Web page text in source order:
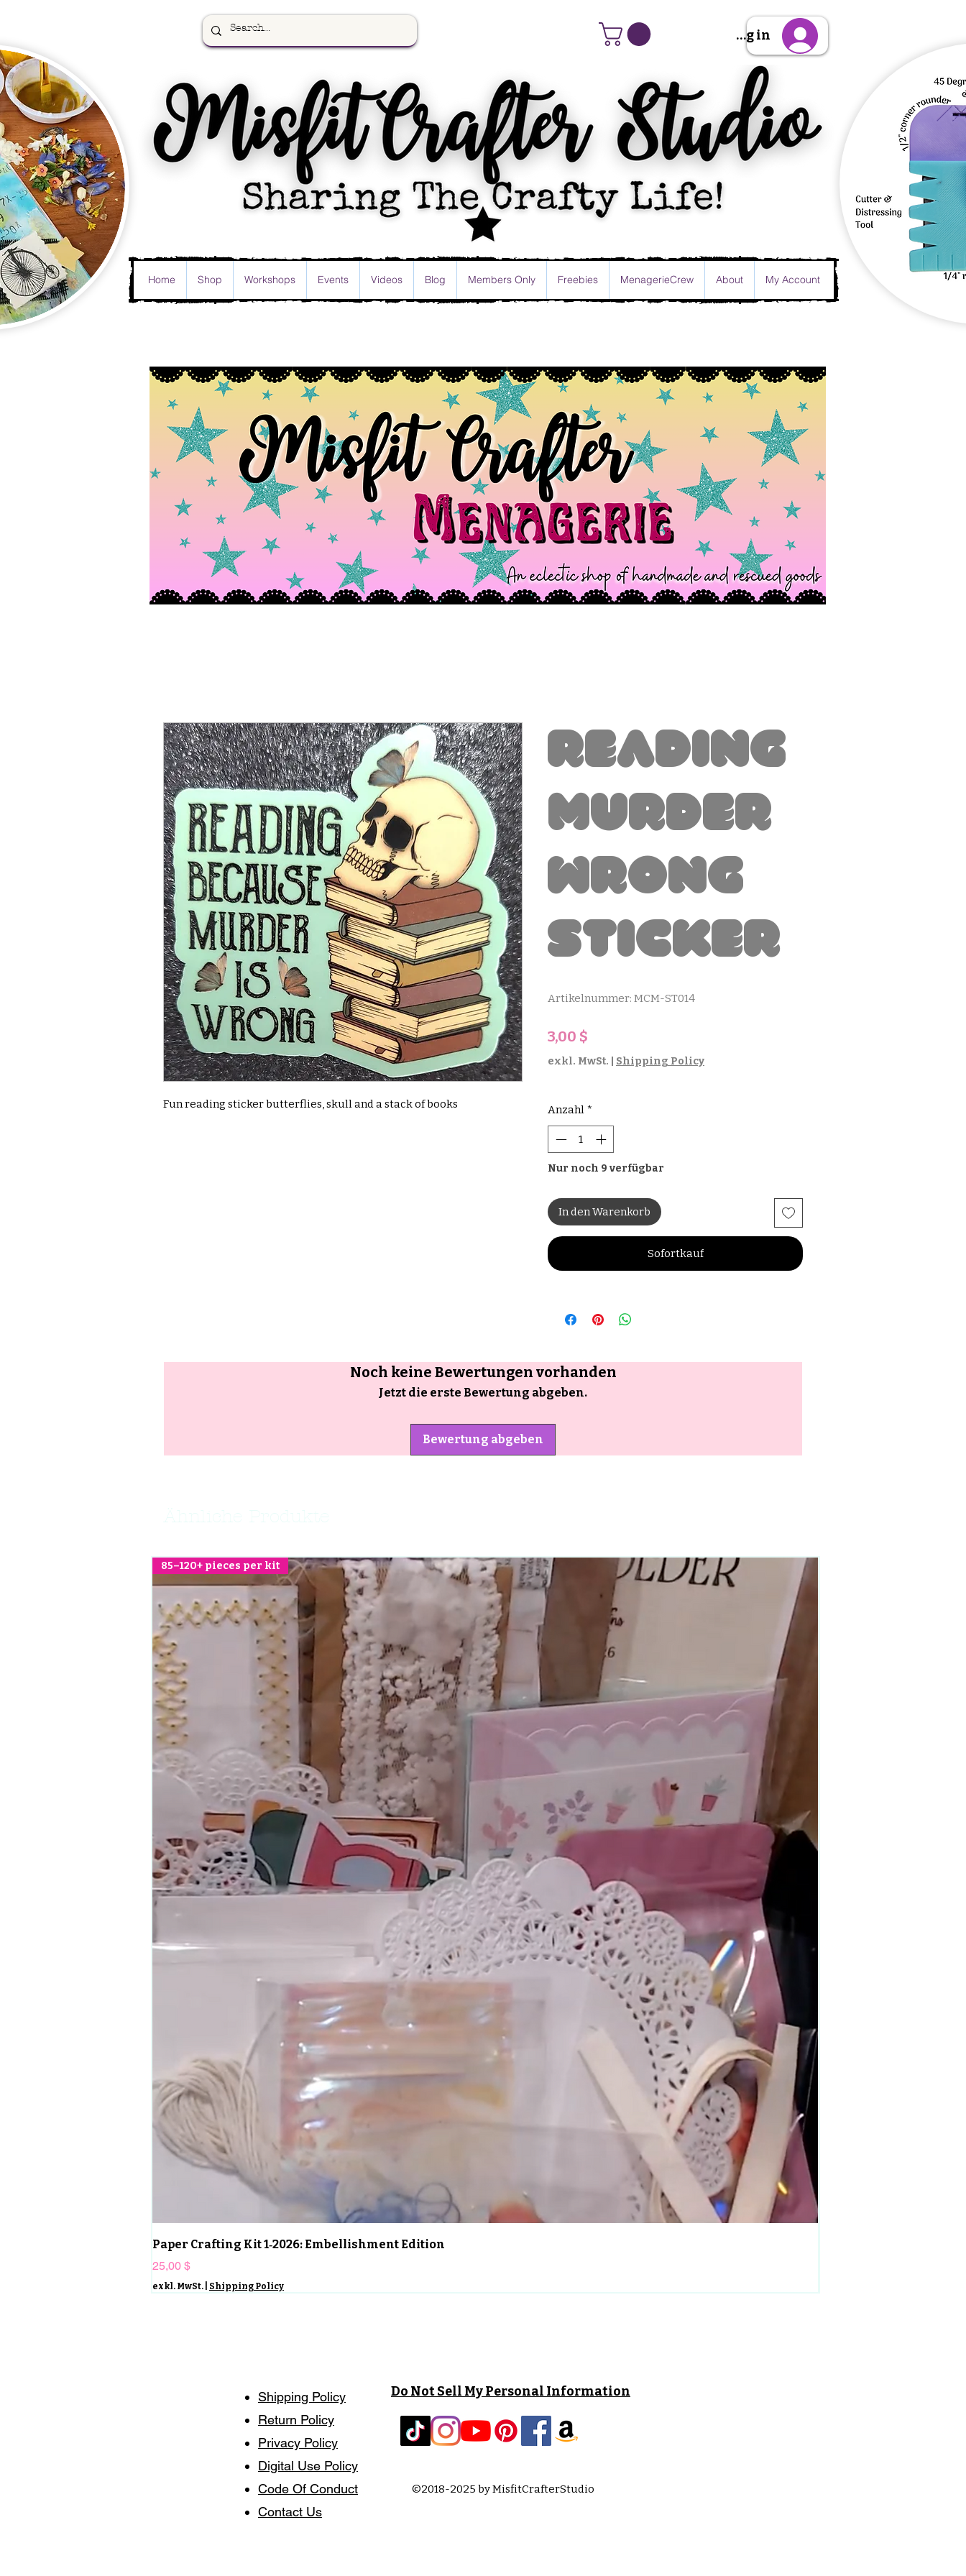
Sign Up/Log in
Home Shop Workshops Events Videos Blog Members Only Freebies MenagerieCrew About My Account
Fun reading sticker butterflies, skull and a stack of books
Reading
Murder
Wrong
Sticker
Artikelnummer: MCM-ST014
3,00 $
exkl. MwSt. Shipping Policy
Anzahl *
Nur noch 9 verfügbar
In den Warenkorb
Sofortkauf
Noch keine Bewertungen vorhanden
Jetzt die erste Bewertung abgeben.
Bewertung abgeben
Schnellansicht
85–120+ pieces per kit
Paper Crafting Kit 1‑2026: Embellishment Edition
Preis
25,00 $
exkl. MwSt. Shipping Policy
Shipping Policy
Return Policy
Privacy Policy
Digital Use Policy
Code Of Conduct
Contact Us
Do Not Sell My Personal Information
©2018-2025 by MisfitCrafterStudio